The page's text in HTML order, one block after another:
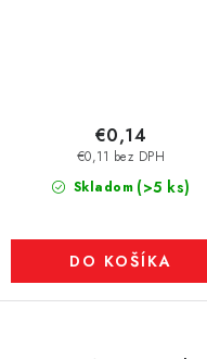
Skladom (>5 ks)
€0,11 bez DPH
€0,14
DO KOŠÍKA